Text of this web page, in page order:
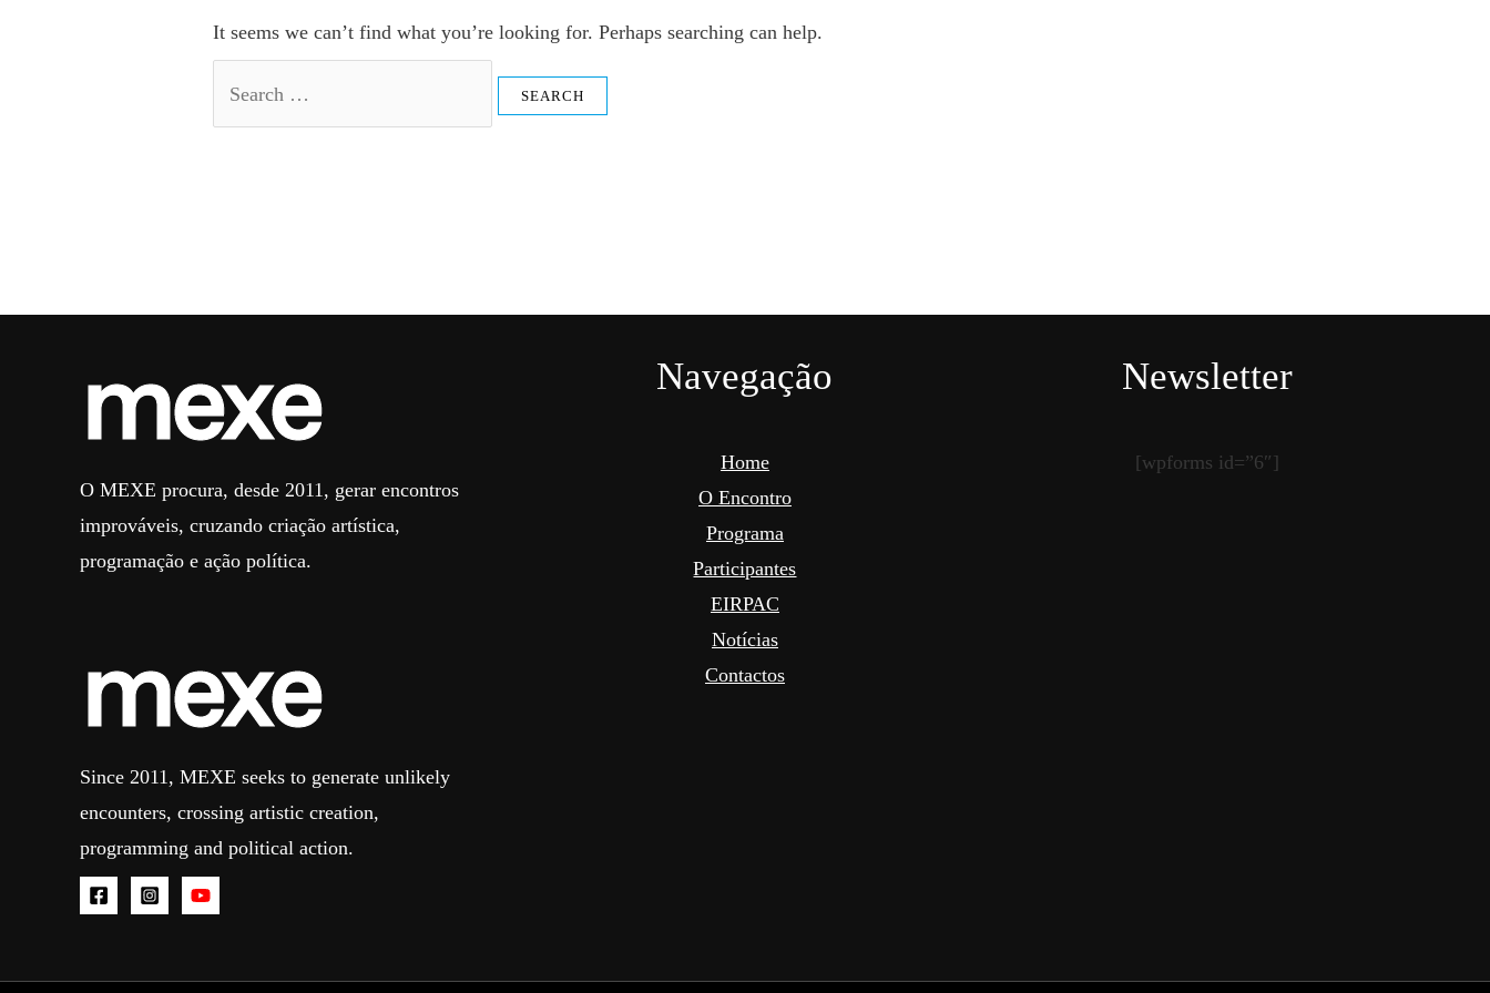
It seems we can’t find what you’re looking for. Perhaps searching can help.
O MEXE procura, desde 2011, gerar encontros
improváveis, cruzando criação artística,
programação e ação política.
Since 2011, MEXE seeks to generate unlikely
encounters, crossing artistic creation,
programming and political action.
Navegação
Home
O Encontro
Programa
Participantes
EIRPAC
Notícias
Contactos
Newsletter
[wpforms id=”6″]